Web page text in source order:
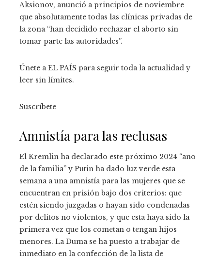
Aksionov, anunció a principios de noviembre
que absolutamente todas las clínicas privadas de
la zona “han decidido rechazar el aborto sin
tomar parte las autoridades”.
Únete a EL PAÍS para seguir toda la actualidad y
leer sin límites.
Suscríbete
Amnistía para las reclusas
El Kremlin ha declarado este próximo 2024 “año
de la familia” y Putin ha dado luz verde esta
semana a una amnistía para las mujeres que se
encuentran en prisión bajo dos criterios: que
estén siendo juzgadas o hayan sido condenadas
por delitos no violentos, y que esta haya sido la
primera vez que los cometan o tengan hijos
menores. La Duma se ha puesto a trabajar de
inmediato en la confección de la lista de